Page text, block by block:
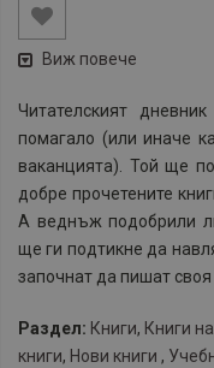
Виж повече
Читателският
помагало (или иначе
ваканцията). Той ще
добре прочетените
А веднъж подобрили
ще ги подтикне да
започнат да пишат своя
Раздел: Книги, Книги
книги, Нови книги ,